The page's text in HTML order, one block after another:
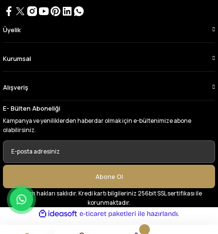
D... Ç... | 27/06/2026
Çok memnun kaldım,teşekkürler
Üyelik
Kurumsal
Alışveriş
E- Bülten Aboneliği
Kampanya ve yeniliklerden haberdar olmak için e-bültenimize abone
olabilirsiniz.
Abone Ol
© Tüm hakları saklıdır. Kredi kartı bilgileriniz 256bit SSL sertifikası ile
korunmaktadır.
ideasoft
e-
paketleri